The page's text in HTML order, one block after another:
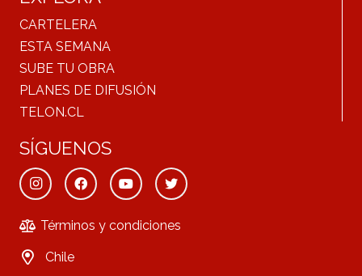
CARTELERA
ESTA SEMANA
SUBE TU OBRA
PLANES DE DIFUSIÓN
TELON.CL
SÍGUENOS
Términos y condiciones
Chile